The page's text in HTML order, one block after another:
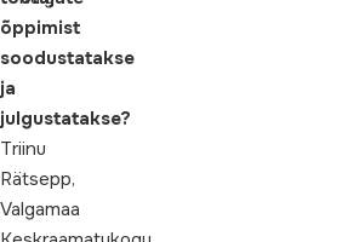
õppimist
soodustatakse
ja
julgustatakse?
Triinu
Rätsepp,
Valgamaa